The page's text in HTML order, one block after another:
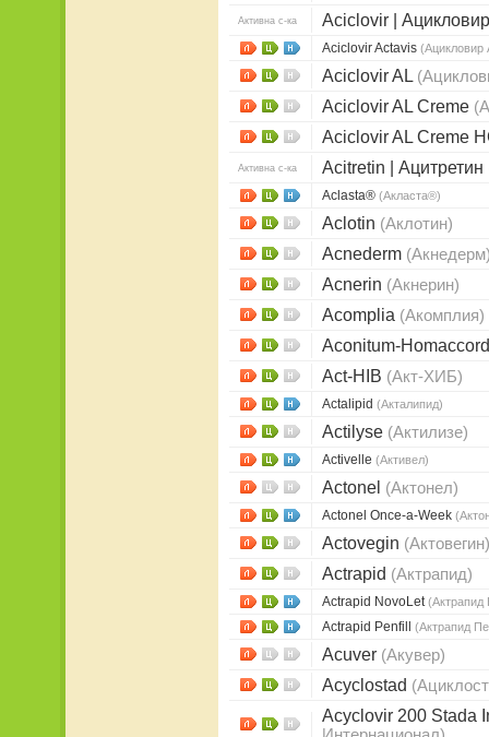
Aciclovir |
Активна с-ка
Aciclovir Actavis (Ацикловир
Aciclovir AL
Aciclovir AL Creme
Aciclovir AL Creme
Acitretin | Ацитретин
Активна с-ка
Aclasta® (Акласта®)
Aclotin (Аклотин)
Acnederm
Acnerin (Акнерин)
Acomplia (Акомплия)
Aconitum-
Act-HIB (Акт-ХИБ)
Actalipid (Акталипид)
Actilyse (Актилизе)
Activelle (Активел)
Actonel (Актонел)
Actonel Once-a-Week
Actovegin (Актовегин)
Actrapid (Актрапид)
Actrapid NovoLet(Актрапид
Actrapid Penfill (Актрапид
Acuver (Акувер)
Acyclostad
Acyclovir 200 Stada